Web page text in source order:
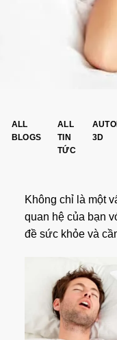
ALL
BLOGS
ALL
TIN
TỨC
3D
Không chỉ là một
quan hệ của bạn
đề sức khỏe và